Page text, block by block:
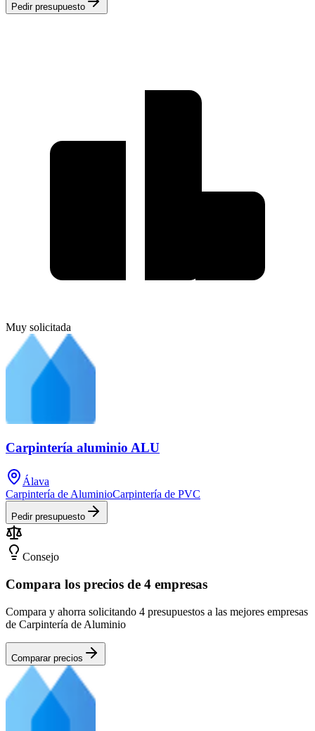
Pedir presupuesto
Muy solicitada
Carpintería aluminio ALU
Álava
Carpintería de AluminioCarpintería de PVC
Pedir presupuesto
Consejo
Compara los precios de 4 empresas
Compara y ahorra solicitando 4 presupuestos a las mejores empresas
de Carpintería de Aluminio
Comparar precios